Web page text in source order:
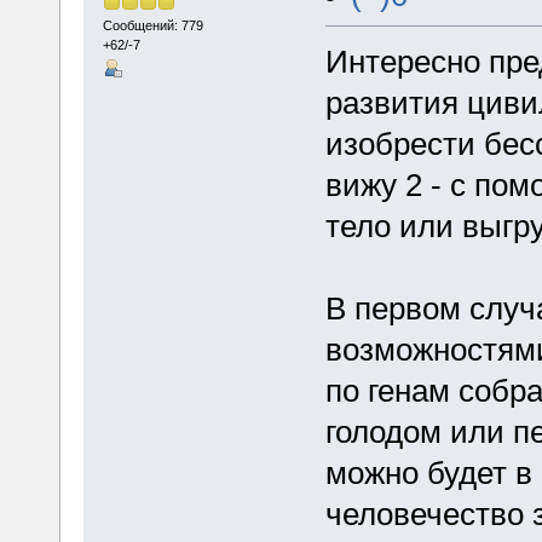
Сообщений: 779
+62/-7
Интересно
развития
изобрести
вижу 2 - с
тело или
В первом
по генам
голодом или
можно будет в
человечество